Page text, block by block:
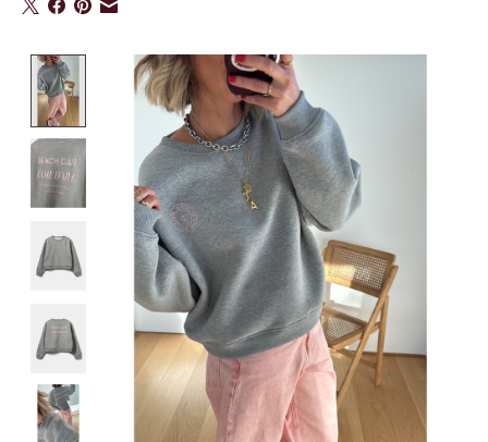
Product image slideshow Items